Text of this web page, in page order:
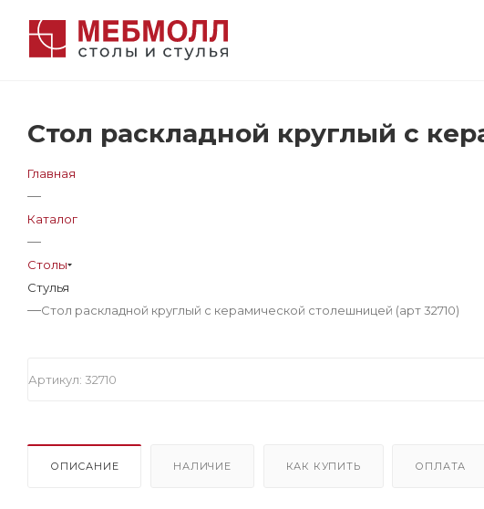
Стол раскладной круглый с
Главная
—
Каталог
—
Столы
Стулья
—Стол раскладной круглый с керамической столешницей (арт 32710)
Артикул: 32710
ОПИСАНИЕ НАЛИЧИЕ КАК КУПИТЬ ОПЛАТА